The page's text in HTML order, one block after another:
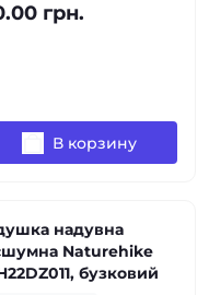
грн.
В корзину
надувна
Naturehike
бузковий